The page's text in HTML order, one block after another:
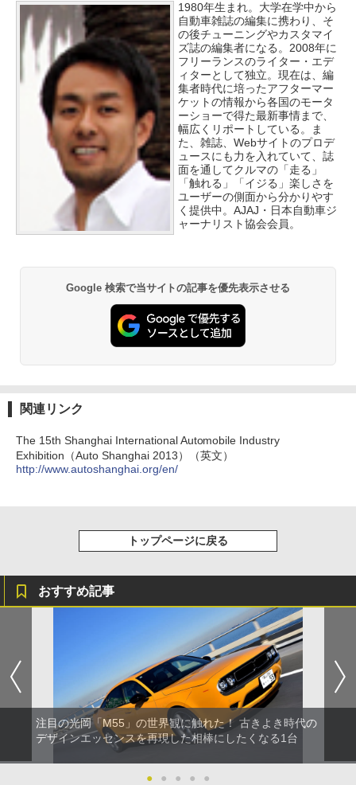
1980年生まれ。大学在学中から
自動車雑誌の編集に携わり、そ
の後チューニングやカスタマイ
ズ誌の編集者になる。2008年に
フリーランスのライター・エデ
ィターとして独立。現在は、編
集者時代に培ったアフターマー
ケットの情報から各国のモータ
ーショーで得た最新事情まで、
幅広くリポートしている。ま
た、雑誌、Webサイトのプロデ
ュースにも力を入れていて、誌
面を通してクルマの「走る」
「触れる」「イジる」楽しさを
ユーザーの側面から分かりやす
く提供中。AJAJ・日本自動車ジ
ャーナリスト協会会員。
Google 検索で当サイトの記事を優先表示させる
関連リンク
The 15th Shanghai International Automobile Industry
Exhibition（Auto Shanghai 2013）（英文）
http://www.autoshanghai.org/en/
トップページに戻る
おすすめ記事
注目の光岡「M55」の世界観に触れた！ 古きよき時代の
デザインエッセンスを再現した相棒にしたくなる1台
● ● ● ● ●